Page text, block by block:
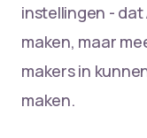
instellingen -
maken, maar
makers in
maken.